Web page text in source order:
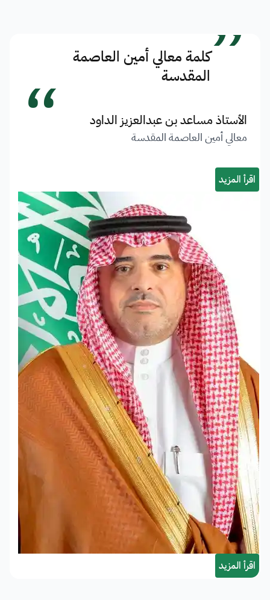
”كلمة معالي أمين العاصمة
المقدسة
الأستاذ مساعد بن عبدالعزيز الداود
معالي أمين العاصمة المقدسة “